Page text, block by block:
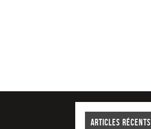
ARTICLES RÉCENTS